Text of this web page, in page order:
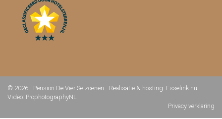
© 2026 - Pension De Vier Seizoenen - Realisatie & hosting: Esselink.nu -
Video: ProphotographyNL
Privacy verklaring